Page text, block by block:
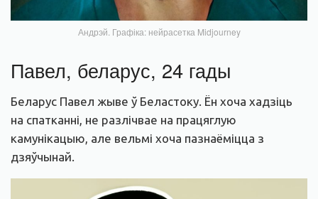
Андрэй. Графіка: нейрасетка Midjourney
Павел, беларус, 24 гады
Беларус Павел жыве ў Беластоку. Ён хоча хадзіць
на спатканні, не разлічвае на працяглую
камунікацыю, але вельмі хоча пазнаёміцца з
дзяўчынай.